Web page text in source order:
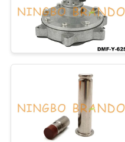
उद्धरण
COMPANY
साइटमैप